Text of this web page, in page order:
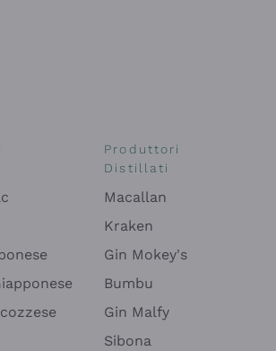
Produttori
Distillati
Macallan
Kraken
Gin Mokey's
Bumbu
Gin Malfy
Sibona